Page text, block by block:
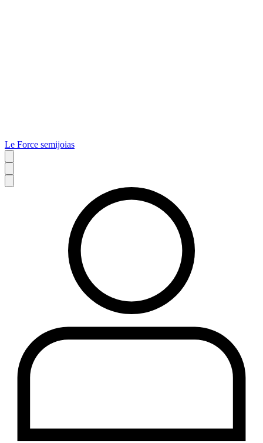
Le Force semijoias